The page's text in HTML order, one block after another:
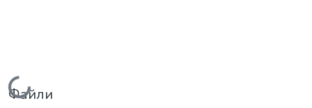
Вантажиться...
Файли